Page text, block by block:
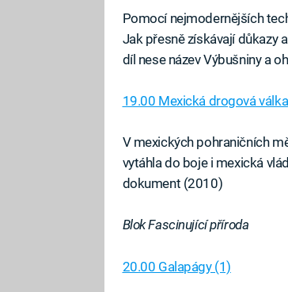
Pomocí nejmodernějších
Jak přesně získávají důkazy
díl nese název Výbušniny a
19.00 Mexická drogová válka
V mexických pohraničních
vytáhla do boje i mexická
dokument (2010)
Blok Fascinující příroda
20.00 Galapágy (1)